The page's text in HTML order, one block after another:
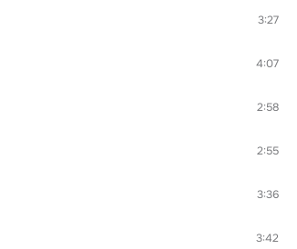
3:27
4:07
2:58
2:55
3:36
3:42